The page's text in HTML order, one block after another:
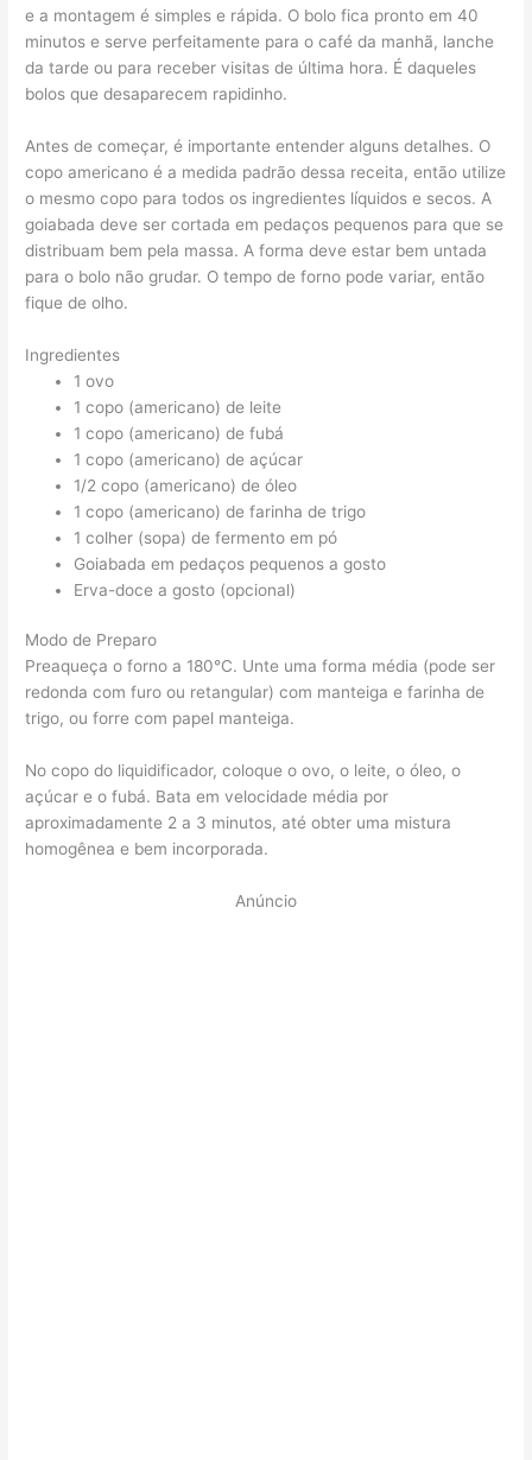
e a montagem é simples e rápida. O bolo fica pronto em 40
minutos e serve perfeitamente para o café da manhã, lanche
da tarde ou para receber visitas de última hora. É daqueles
bolos que desaparecem rapidinho.
Antes de começar, é importante entender alguns detalhes. O
copo americano é a medida padrão dessa receita, então utilize
o mesmo copo para todos os ingredientes líquidos e secos. A
goiabada deve ser cortada em pedaços pequenos para que se
distribuam bem pela massa. A forma deve estar bem untada
para o bolo não grudar. O tempo de forno pode variar, então
fique de olho.
Ingredientes
1 ovo
1 copo (americano) de leite
1 copo (americano) de fubá
1 copo (americano) de açúcar
1/2 copo (americano) de óleo
1 copo (americano) de farinha de trigo
1 colher (sopa) de fermento em pó
Goiabada em pedaços pequenos a gosto
Erva-doce a gosto (opcional)
Modo de Preparo
Preaqueça o forno a 180°C. Unte uma forma média (pode ser
redonda com furo ou retangular) com manteiga e farinha de
trigo, ou forre com papel manteiga.
No copo do liquidificador, coloque o ovo, o leite, o óleo, o
açúcar e o fubá. Bata em velocidade média por
aproximadamente 2 a 3 minutos, até obter uma mistura
homogênea e bem incorporada.
Anúncio